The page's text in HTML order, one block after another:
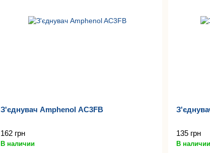
З'єднувач Amphenol AC3FB
162 грн
В наличии
135 грн
В наличии